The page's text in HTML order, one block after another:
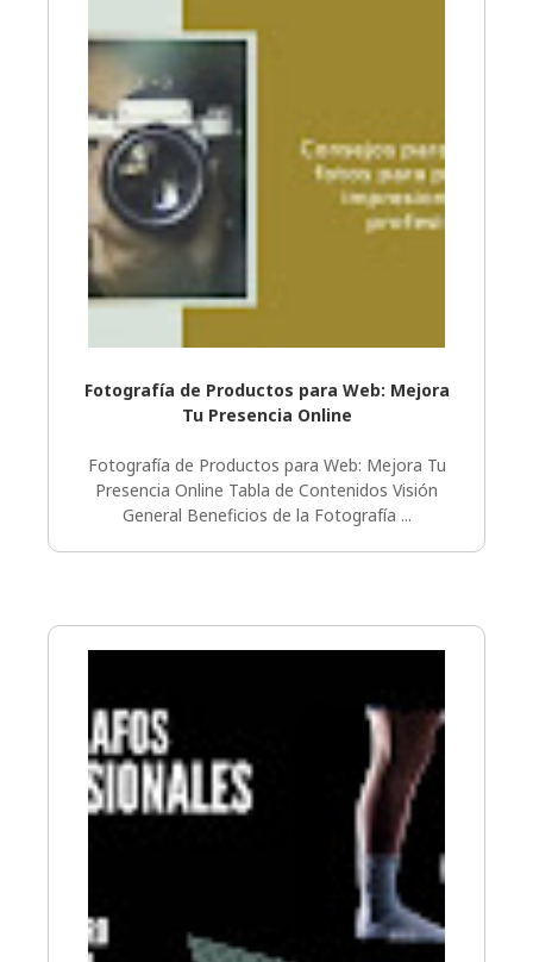
Fotografía de Productos para Web: Mejora
Tu Presencia Online
Fotografía de Productos para Web: Mejora Tu
Presencia Online Tabla de Contenidos Visión
General Beneficios de la Fotografía ...